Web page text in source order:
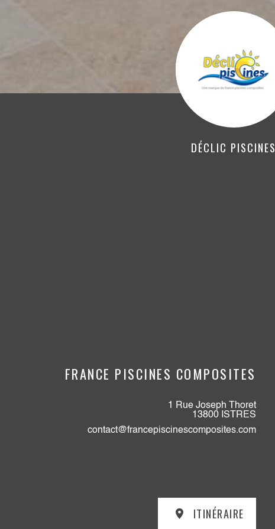
DÉCLIC PISCINES
FRANCE PISCINES COMPOSITES
1 Rue Joseph Thoret
13800 ISTRES
contact@francepiscinescomposites.com
ITINÉRAIRE